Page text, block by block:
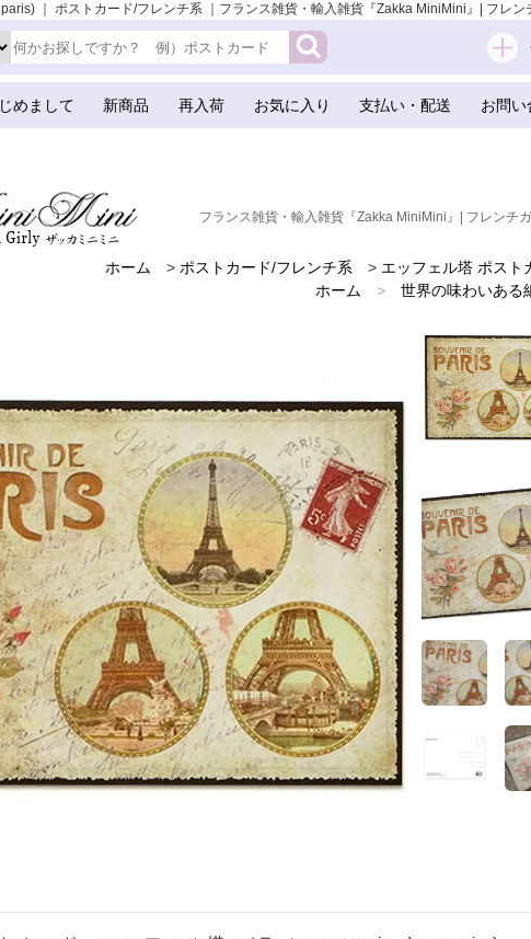
｜ ポストカード/フレンチ系 ｜フランス雑貨・輸入雑貨『Zakka MiniMini』| フレン
めまして 新商品 再入荷 お気に入り 支払い・配送 お問い
フランス雑貨・輸入雑貨『Zakka MiniMini』| フレンチ
ホーム > ポストカード/フレンチ系 > エッフェル塔 ポスト
ホーム
>
世界の味わいある
バラ ローズモチー
バレンタイデー＆ホワイトデー ギフト 贈り
ホーム
>
エッフ
ホーム
>
海外 お土産 スーベニール（
ホーム
>
かわい
ホーム
ホーム
>
ホーム
>
ガーリ
ホーム
> フラン